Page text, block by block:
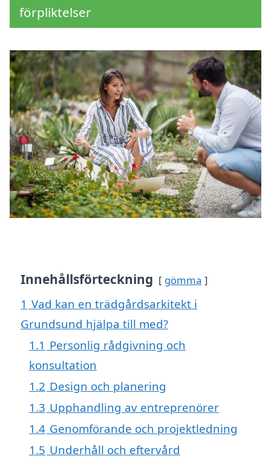
förpliktelser
Innehållsförteckning gömma
1 Vad kan en trädgårdsarkitekt i
Grundsund hjälpa till med?
1.1 Personlig rådgivning och
konsultation
1.2 Design och planering
1.3 Upphandling av entreprenörer
1.4 Genomförande och projektledning
1.5 Underhåll och eftervård